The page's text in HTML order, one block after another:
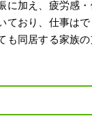
に加え、疲労感
ており、仕事は
も同居する家族